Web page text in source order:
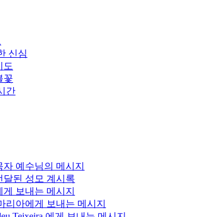
신심
도
꽃
간
예수님의 메시지
달된 성모 계시록
보내는 메시지
리아에게 보내는 메시지